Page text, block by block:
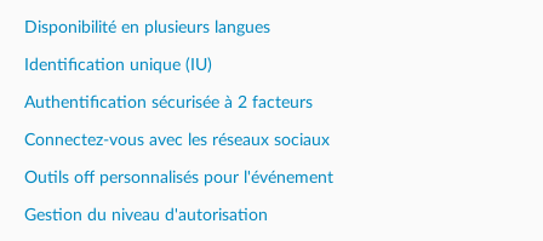
Disponibilité en plusieurs langues
Identification unique (IU)
Authentification sécurisée à 2 facteurs
Connectez-vous avec les réseaux sociaux
Outils off personnalisés pour l'événement
Gestion du niveau d'autorisation